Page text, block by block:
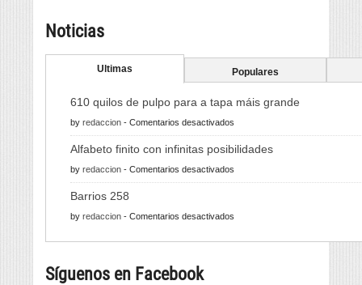
Noticias
Ultimas Populares
610 quilos de pulpo para a tapa máis grande
by redaccion - Comentarios desactivados
610
Alfabeto finito con infinitas posibilidades
by redaccion - Comentarios desactivados
Alfabeto
infinitas
Barrios 258
by redaccion - Comentarios desactivados
Síguenos en Facebook